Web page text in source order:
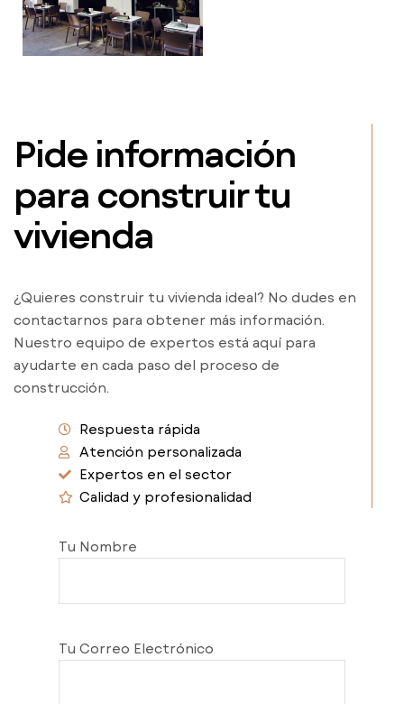
Pide información
para construir tu
vivienda
¿Quieres construir tu vivienda ideal? No dudes en
contactarnos para obtener más información.
Nuestro equipo de expertos está aquí para
ayudarte en cada paso del proceso de
construcción.
Respuesta rápida
Atención personalizada
Expertos en el sector
Calidad y profesionalidad
Tu Nombre
Tu Correo Electrónico